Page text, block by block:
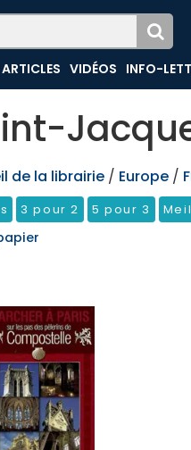
VIDÉOS INFO-
de la librairie / Europe /
3 pour 2 5 pour 3